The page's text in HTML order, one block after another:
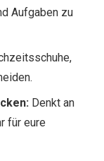
Aufgaben zu
Denkt an
für eure